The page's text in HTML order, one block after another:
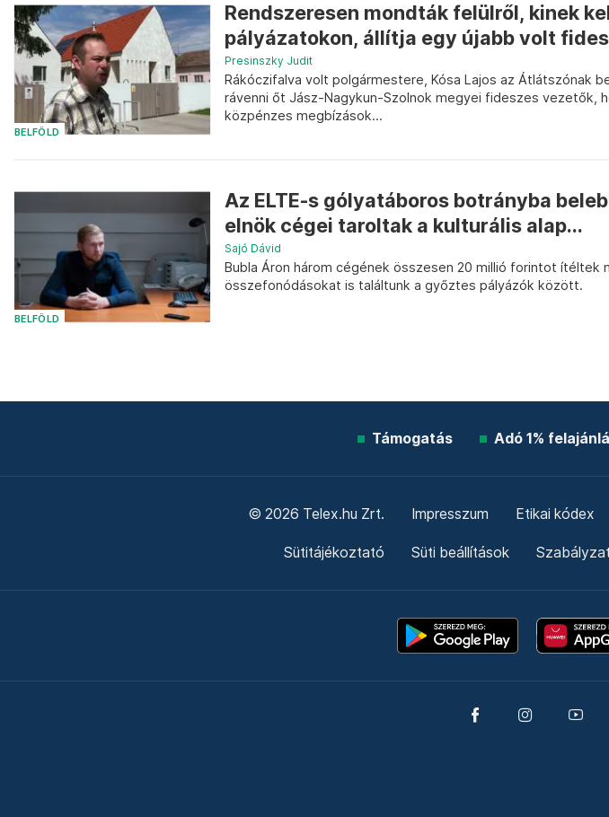
BELFÖLD
Rendszeresen mondták felülről, kinek
pályázatokon, állítja egy újabb volt
Presinszky Judit
Rákóczifalva volt polgármestere, Kósa Lajos az Átlátszónak
rávenni őt Jász-Nagykun-Szolnok megyei fideszes vezetők,
közpénzes megbízások...
BELFÖLD
Az ELTE-s gólyatáboros botrányba
elnök cégei taroltak a kulturális alap...
Sajó Dávid
Bubla Áron három cégének összesen 20 millió forintot ítéltek
összefonódásokat is találtunk a győztes pályázók között.
Támogatás Adó 1%
© 2026 Telex.hu Zrt. Impresszum Etikai kódex
Sütitájékoztató Süti beállítások